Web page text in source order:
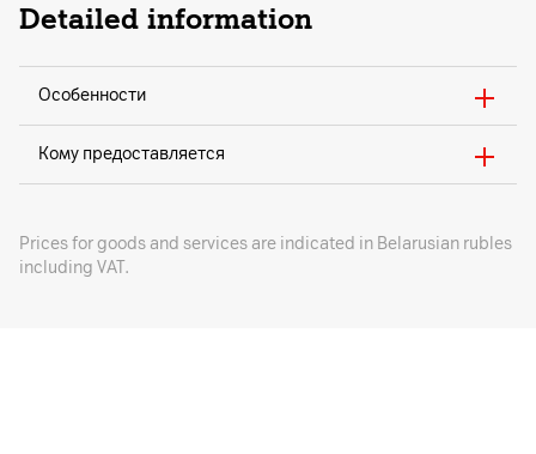
Detailed information
Особенности
Кому предоставляется
Prices for goods and services are indicated in Belarusian rubles
including VAT.